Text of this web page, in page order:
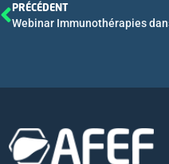
PRÉCÉDENT
Webinar Immunothérapies